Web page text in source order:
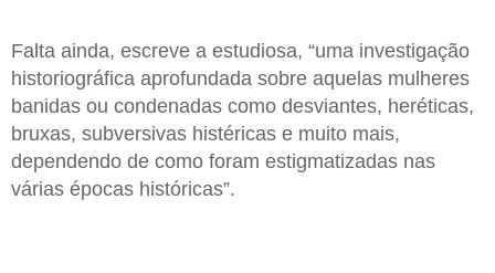
Falta ainda, escreve a estudiosa, “uma investigação
historiográfica aprofundada sobre aquelas mulheres
banidas ou condenadas como desviantes, heréticas,
bruxas, subversivas histéricas e muito mais,
dependendo de como foram estigmatizadas nas
várias épocas históricas”.